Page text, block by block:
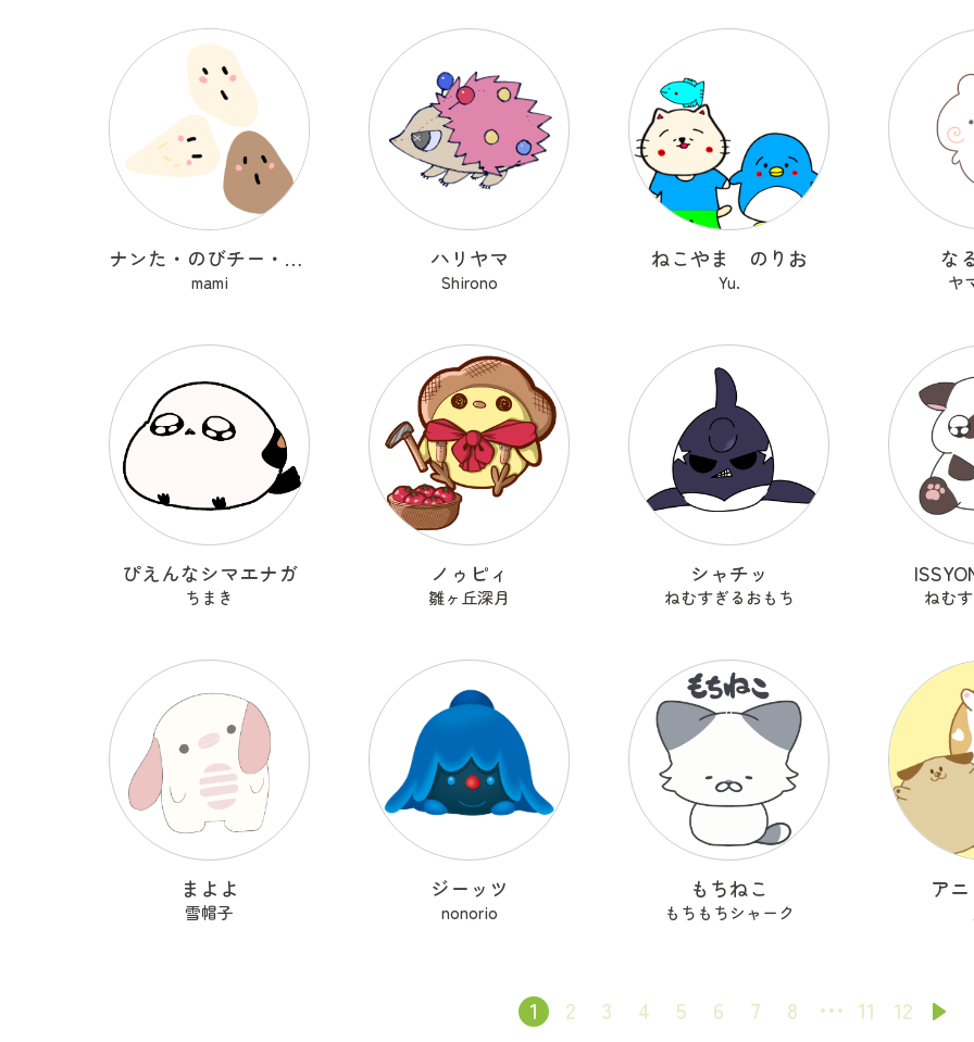
ナンた・のびチー・ショコナン
mami
ハリヤマ
Shirono
ねこやま のりお
Yu.
な
ヤ
ぴえんなシマエナガ
ちまき
ノゥピィ
雛ヶ丘深月
シャチッ
ねむすぎるおもち ねむ
まよよ
雪帽子
ジーッツ
nonorio
もちねこ
もちもちシャーク
ア
1 2 3 4 5 6 7 8 11 12